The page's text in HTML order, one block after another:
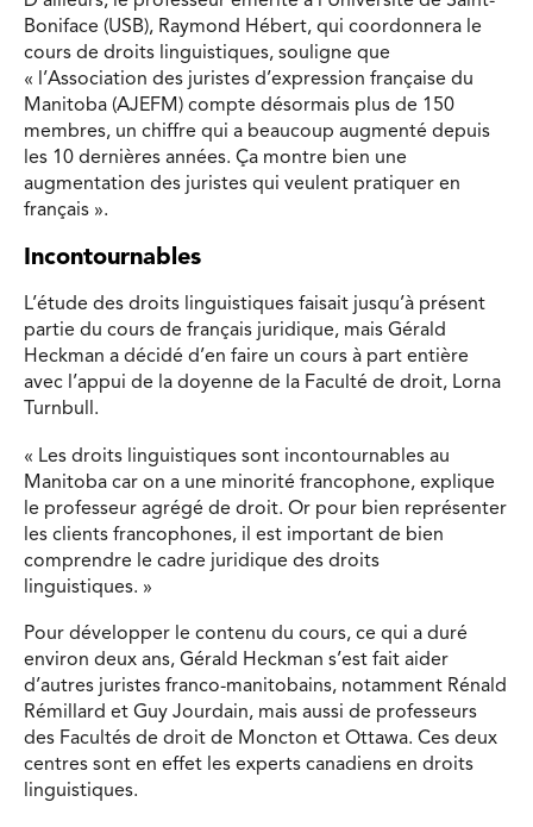
Boniface (USB), Raymond Hébert, qui coordonnera le
cours de droits linguistiques, souligne que
« l’Association des juristes d’expression française du
Manitoba (AJEFM) compte désormais plus de 150
membres, un chiffre qui a beaucoup augmenté depuis
les 10 dernières années. Ça montre bien une
augmentation des juristes qui veulent pratiquer en
français ».
Incontournables
L’étude des droits linguistiques faisait jusqu’à présent
partie du cours de français juridique, mais Gérald
Heckman a décidé d’en faire un cours à part entière
avec l’appui de la doyenne de la Faculté de droit, Lorna
Turnbull.
« Les droits linguistiques sont incontournables au
Manitoba car on a une minorité francophone, explique
le professeur agrégé de droit. Or pour bien représenter
les clients francophones, il est important de bien
comprendre le cadre juridique des droits
linguistiques. »
Pour développer le contenu du cours, ce qui a duré
environ deux ans, Gérald Heckman s’est fait aider
d’autres juristes franco-manitobains, notamment Rénald
Rémillard et Guy Jourdain, mais aussi de professeurs
des Facultés de droit de Moncton et Ottawa. Ces deux
centres sont en effet les experts canadiens en droits
linguistiques.